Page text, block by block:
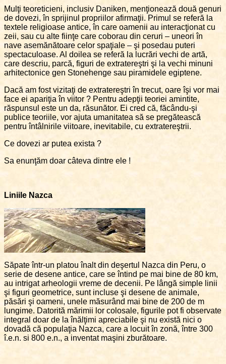
Mulţi teoreticieni, inclusiv Daniken, menţionează două genuri
de dovezi, în sprijinul propriilor afirmaţii. Primul se referă la
textele religioase antice, în care oamenii au interacţionat cu
zeii, sau cu alte fiinţe care coborau din ceruri – uneori în
nave asemănătoare celor spaţiale – şi posedau puteri
spectaculoase. Al doilea se referă la lucrări vechi de artă,
care descriu, parcă, figuri de extratereştri şi la vechi minuni
arhitectonice gen Stonehenge sau piramidele egiptene.
Dacă am fost vizitaţi de extratereştri în trecut, oare îşi vor mai
face ei apariţia în viitor ? Pentru adepţii teoriei amintite,
răspunsul este un da, răsunător. Ei cred că, făcându-şi
publice teoriile, vor ajuta umanitatea să se pregătească
pentru întâlnirile viitoare, inevitabile, cu extratereştrii.
Ce dovezi ar putea exista ?
Sa enunţăm doar câteva dintre ele !
Liniile Nazca
Săpate într-un platou înalt din deşertul Nazca din Peru, o
serie de desene antice, care se întind pe mai bine de 80 km,
au intrigat arheologii vreme de decenii. Pe lângă simple linii
şi figuri geometrice, sunt incluse şi desene de animale,
păsări şi oameni, unele măsurând mai bine de 200 de m
lungime. Datorită mărimii lor colosale, figurile pot fi observate
integral doar de la înălţimi apreciabile şi nu există nici o
dovadă că populaţia Nazca, care a locuit în zonă, între 300
î.e.n. si 800 e.n., a inventat maşini zburătoare.